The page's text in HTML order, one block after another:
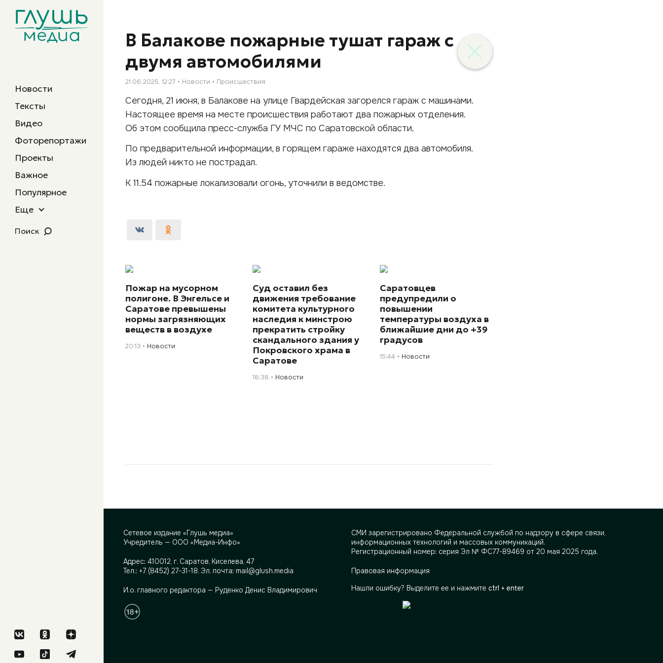
Новости
Тексты
Видео
Фоторепортажи
Проекты
Важное
Популярное
Еще
Поиск
В Балакове пожарные тушат гараж с
двумя автомобилями
21.06.2025, 12:27 Новости Происшествия
Сегодня, 21 июня, в Балакове на улице Гвардейская загорелся гараж с машинами.
Настоящее время на месте происшествия работают два пожарных отделения.
Об этом сообщила пресс-служба ГУ МЧС по Саратовской области.
По предварительной информации, в горящем гараже находятся два автомобиля.
Из людей никто не пострадал.
К 11.54 пожарные локализовали огонь, уточнили в ведомстве.
Пожар на мусорном
полигоне. В Энгельсе и
Саратове превышены
нормы загрязняющих
веществ в воздухе
20:13 Новости
Суд оставил без
движения требование
комитета культурного
наследия к минстрою
прекратить стройку
скандального здания у
Покровского храма в
Саратове
18:38 Новости
Саратовцев
предупредили о
повышении
температуры воздуха в
ближайшие дни до +39
градусов
15:44 Новости
Сетевое издание «Глушь медиа»
Учредитель — ООО «Медиа-Инфо»
Адрес: 410012, г. Саратов, Киселева, 47
Тел.: +7 (8452) 27-31-18. Эл. почта: mail@glush.media
И.о. главного редактора — Руденко Денис Владимирович
СМИ зарегистрировано Федеральной службой по надзору в сфере связи,
информационных технологий и массовых коммуникаций.
Регистрационный номер: серия Эл № ФС77-89469 от 20 мая 2025 года.
Правовая информация
Нашли ошибку? Выделите ее и нажмите ctrl + enter